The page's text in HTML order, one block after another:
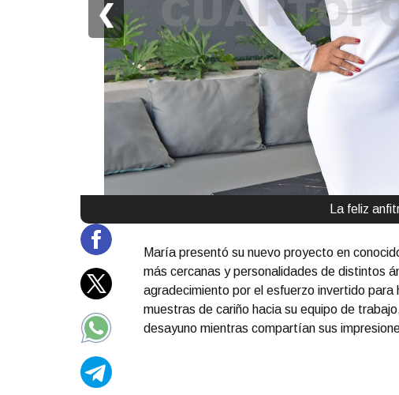
La feliz
❮
María presentó su nuevo proyecto en
más cercanas y personalidades de distintos
agradecimiento por el esfuerzo invertido
muestras de cariño hacia su equipo de
desayuno mientras compartían sus